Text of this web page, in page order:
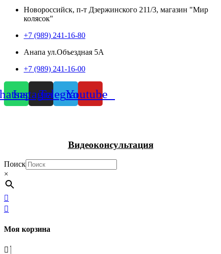
Новороссийск, п-т Дзержинского 211/3, магазин "Мир
колясок"
+7 (989) 241-16-80
Анапа ул.Объездная 5А
+7 (989) 241-16-00
InstagramTelegramYoutube
Видеоконсультация
Поиск
×
Моя корзина